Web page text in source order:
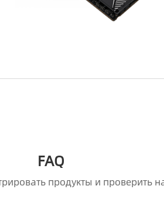
FAQ
продукты и проверить